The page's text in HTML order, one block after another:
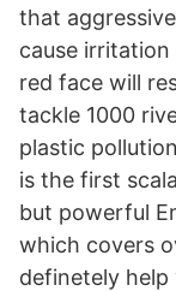
that
cause
red face will
tackle 1000
plastic
is the first
but powerful
which covers
definetely help